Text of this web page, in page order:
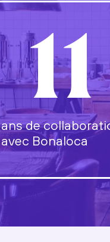
11
ans de
avec Bonaloca